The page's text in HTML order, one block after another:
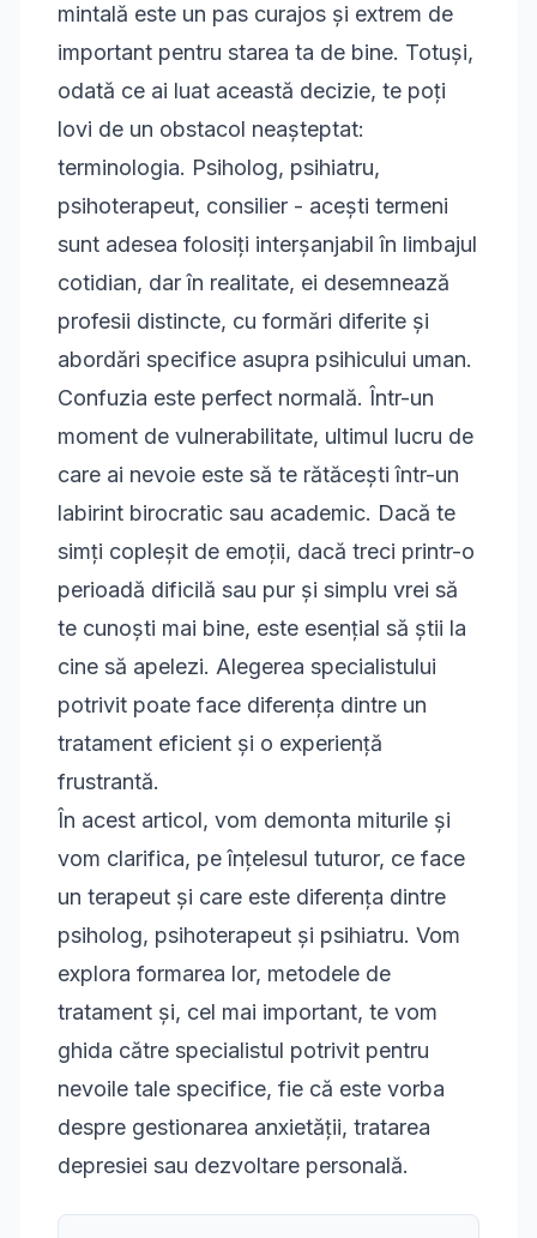
mintală este un pas curajos și extrem de
important pentru starea ta de bine. Totuși,
odată ce ai luat această decizie, te poți
lovi de un obstacol neașteptat:
terminologia. Psiholog, psihiatru,
psihoterapeut, consilier - acești termeni
sunt adesea folosiți interșanjabil în limbajul
cotidian, dar în realitate, ei desemnează
profesii distincte, cu formări diferite și
abordări specifice asupra psihicului uman.
Confuzia este perfect normală. Într-un
moment de vulnerabilitate, ultimul lucru de
care ai nevoie este să te rătăcești într-un
labirint birocratic sau academic. Dacă te
simți copleșit de emoții, dacă treci printr-o
perioadă dificilă sau pur și simplu vrei să
te cunoști mai bine, este esențial să știi la
cine să apelezi. Alegerea specialistului
potrivit poate face diferența dintre un
tratament eficient și o experiență
frustrantă.
În acest articol, vom demonta miturile și
vom clarifica, pe înțelesul tuturor, ce face
un terapeut și care este diferența dintre
psiholog, psihoterapeut și psihiatru. Vom
explora formarea lor, metodele de
tratament și, cel mai important, te vom
ghida către specialistul potrivit pentru
nevoile tale specifice, fie că este vorba
despre gestionarea anxietății, tratarea
depresiei sau dezvoltare personală.